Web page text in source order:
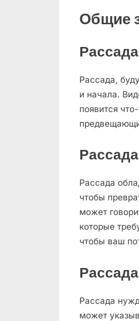
Общие
Рассада,
и начала.
появится
Рассада
чтобы
может
которые
чтобы ваш
Рассада
может